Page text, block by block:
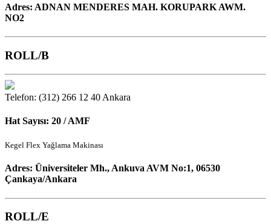
Adres: ADNAN MENDERES MAH. KORUPARK AWM.
NO2
ROLL/B
Telefon: (312) 266 12 40 Ankara
Hat Sayısı: 20 / AMF
Kegel Flex Yağlama Makinası
Adres: Üniversiteler Mh., Ankuva AVM No:1, 06530
Çankaya/Ankara
ROLL/E